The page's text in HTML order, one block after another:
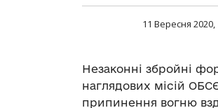
11 Вересня 2020,
Незаконні збройні
наглядових місій
припинення вогню